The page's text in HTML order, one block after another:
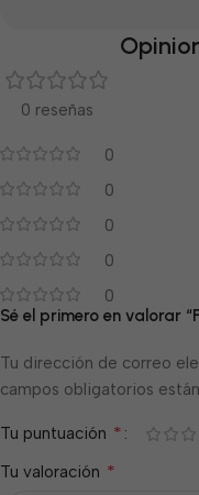
0 reseñas
0
0
0
0
0
Sé el primero en valorar
Tu dirección de correo
campos obligatorios
Tu puntuación *
Tu valoración *